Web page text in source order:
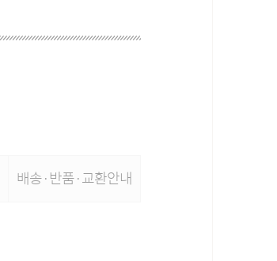
배송·반품·교환안내